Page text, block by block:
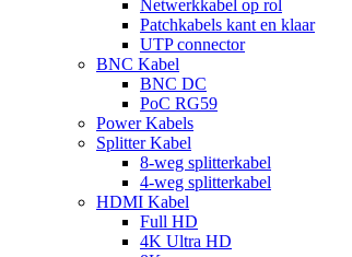
Netwerkkabel op rol
Patchkabels kant en klaar
UTP connector
BNC Kabel
BNC DC
PoC RG59
Power Kabels
Splitter Kabel
8-weg splitterkabel
4-weg splitterkabel
HDMI Kabel
Full HD
4K Ultra HD